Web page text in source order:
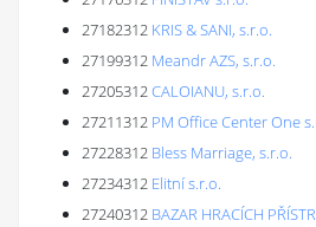
27182312 KRIS & SANI, s.r.o.
27199312 Meandr AZS, s.r.o.
27205312CALOIANU, s.r.o.
27211312 PM Office Center One
27228312 Bless Marriage, s.r.o.
27234312 Elitní s.r.o.
27240312 BAZAR HRACÍCH